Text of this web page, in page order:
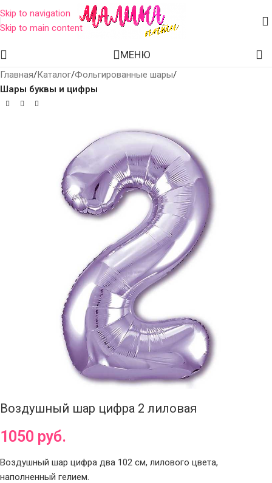
Skip to navigation
Skip to main content
МЕНЮ
Главная Каталог Фольгированные шары
Шары буквы и цифры
Воздушный шар цифра 2 лиловая
1050 руб.
Воздушный шар цифра два 102 см, лилового цвета,
наполненный гелием.